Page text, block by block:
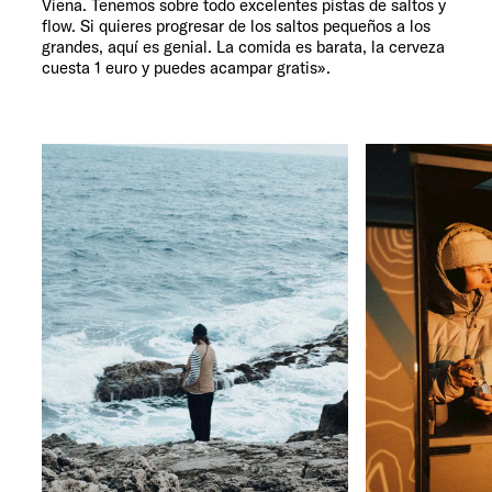
Viena. Tenemos sobre todo excelentes pistas de saltos y
flow. Si quieres progresar de los saltos pequeños a los
grandes, aquí es genial. La comida es barata, la cerveza
cuesta 1 euro y puedes acampar gratis».